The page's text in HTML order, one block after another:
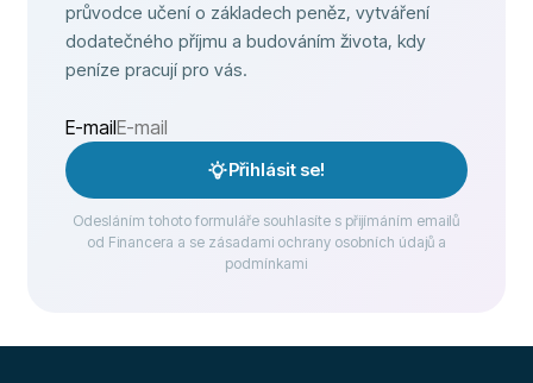
průvodce učení o základech peněz, vytváření
dodatečného příjmu a budováním života, kdy
peníze pracují pro vás.
E-mail
Přihlásit se!
Odesláním tohoto formuláře souhlasíte s přijímáním emailů
od Financera a se zásadami ochrany osobních údajů a
podmínkami